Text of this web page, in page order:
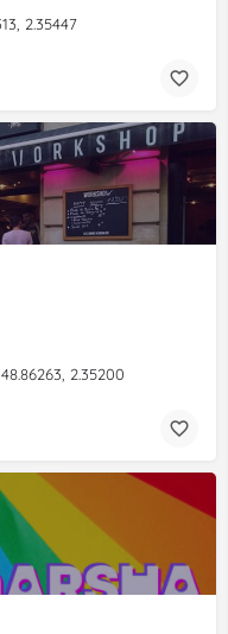
2.35447
2.35200